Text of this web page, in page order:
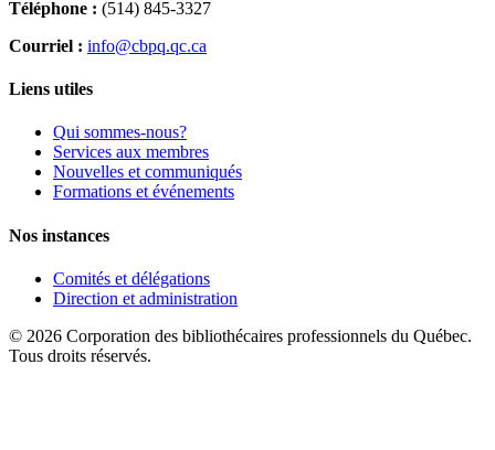
Téléphone : (514) 845-3327
Courriel : info@cbpq.qc.ca
Liens utiles
Qui sommes-nous?
Services aux membres
Nouvelles et communiqués
Formations et événements
Nos instances
Comités et délégations
Direction et administration
© 2026 Corporation des bibliothécaires professionnels du Québec.
Tous droits réservés.